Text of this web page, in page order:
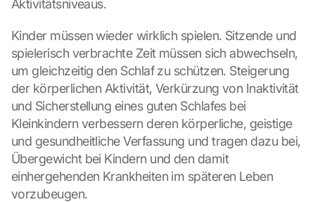
Aktivitätsniveaus.
Kinder müssen wieder wirklich spielen. Sitzende und
spielerisch verbrachte Zeit müssen sich abwechseln,
um gleichzeitig den Schlaf zu schützen. Steigerung
der körperlichen Aktivität, Verkürzung von Inaktivität
und Sicherstellung eines guten Schlafes bei
Kleinkindern verbessern deren körperliche, geistige
und gesundheitliche Verfassung und tragen dazu bei,
Übergewicht bei Kindern und den damit
einhergehenden Krankheiten im späteren Leben
vorzubeugen.
L
o
a
d
G
o
o
g
l